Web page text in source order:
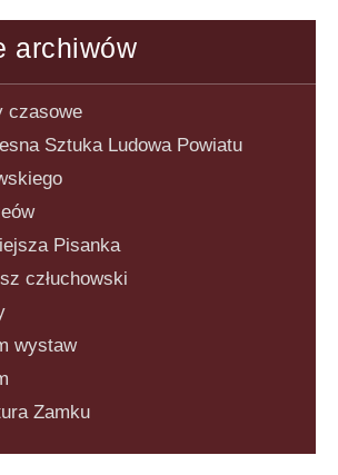
archiwów
czasowe
Sztuka Ludowa Powiatu
Pisanka
człuchowski
wystaw
Zamku